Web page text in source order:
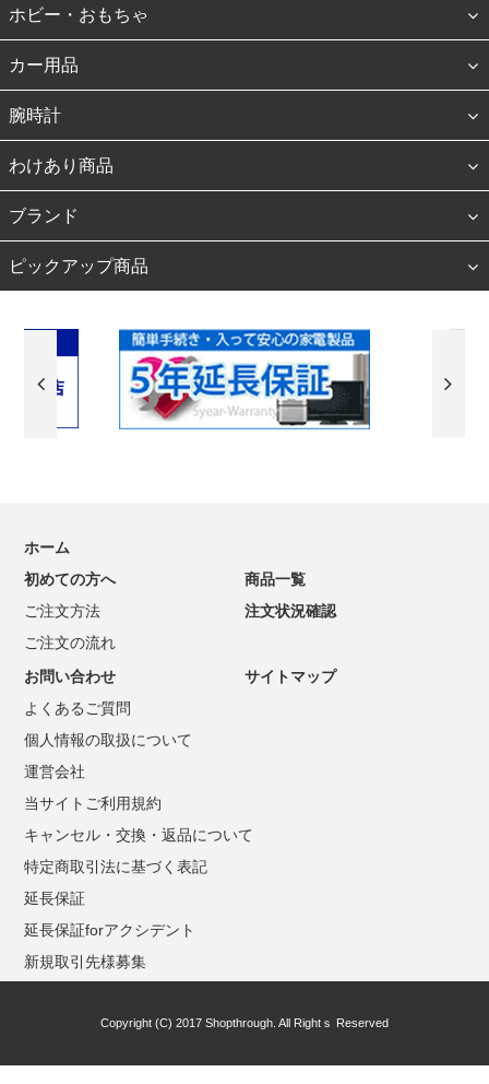
ホビー・おもちゃ
カー用品
腕時計
わけあり商品
ブランド
ピックアップ商品
ホーム
初めての方へ
ご注文方法
ご注文の流れ
商品一覧
注文状況確認
お問い合わせ
よくあるご質問
個人情報の取扱について
サイトマップ
運営会社
当サイトご利用規約
キャンセル・交換・返品について
特定商取引法に基づく表記
延長保証
延長保証forアクシデント
新規取引先様募集
Copyright (C) 2017 Shopthrough. All Rightｓ Reserved